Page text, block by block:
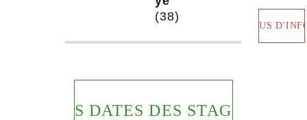
(38)
PLUS
LES DATES DES STAGES A